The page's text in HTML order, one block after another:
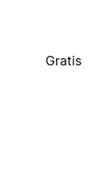
Gratis